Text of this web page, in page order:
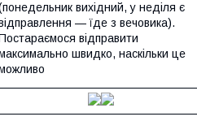
вихідний, у неділя є
— їде з вечовика).
відправити
швидко, наскільки це